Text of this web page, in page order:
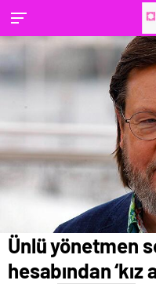
Ünlü yönetmen
hesabından ‘kız